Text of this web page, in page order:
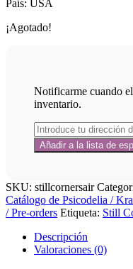
País: USA
¡Agotado!
Notificarme cuando
inventario.
SKU: stillcornersair
Catálogo de Psicodelia /
/ Pre-orders Etiqueta: Still
Descripción
Valoraciones (0)